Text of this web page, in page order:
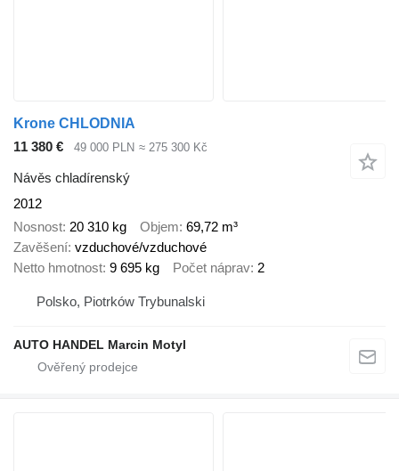
Krone CHLODNIA
11 380 €
49 000 PLN ≈ 275 300 Kč
Návěs chladírenský
2012
Nosnost 20 310 kg Objem 69,72 m³
Zavěšení vzduchové/vzduchové
Netto hmotnost 9 695 kg Počet náprav 2
Polsko, Piotrków Trybunalski
AUTO HANDEL Marcin Motyl